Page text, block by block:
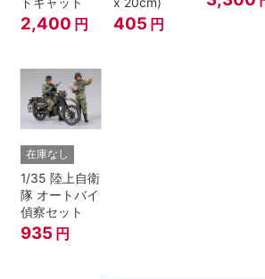
2,400 円 405 円
在庫なし
1/35 陸上自衛
隊 オートバイ
偵察セット
935 円